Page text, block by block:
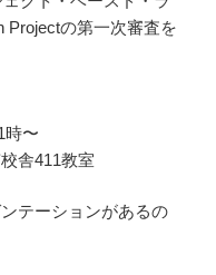
Projectの第一次審査を
時〜
舎411教室
テーションがあるの